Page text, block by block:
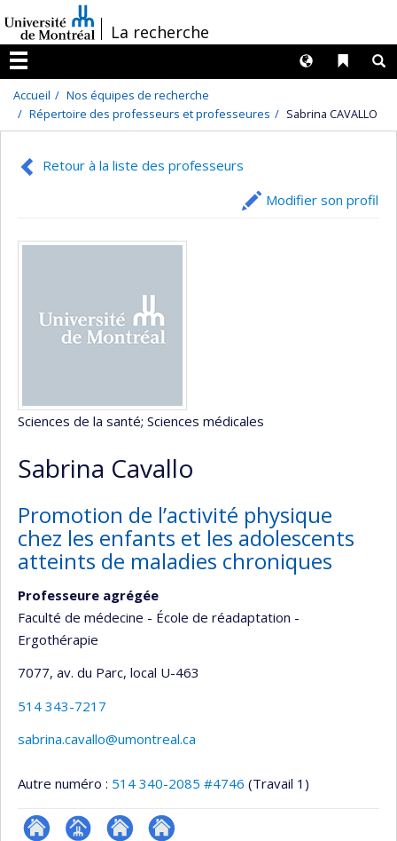
au
contenu
/La recherche
Menu
Liens
Langues
Accueil
Nos équipes de recherche
Répertoire des professeurs et professeures
Sabrina CAVALLO
Retour à la liste des professeurs
Modifier son profil
Sciences de la santé; Sciences médicales
Sabrina Cavallo
Promotion de l’activité physique
chez les enfants et les adolescents
atteints de maladies chroniques
Professeure agrégée
Faculté de médecine - École de réadaptation -
Ergothérapie
7077, av. du Parc, local U-463
514 343-7217
sabrina.cavallo@umontreal.ca
Autre numéro : 514 340-2085 #4746 (Travail 1)